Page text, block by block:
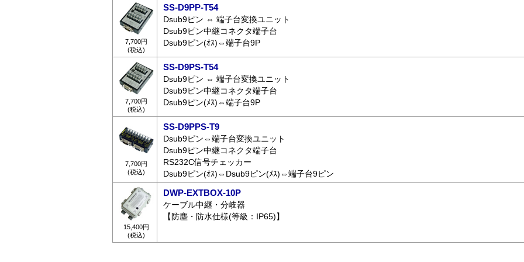
7,700円
(税込)
SS-D9PP-T54
Dsub9ピン ⇔ 端子台変換ユニット
Dsub9ピン中継コネクタ端子台
Dsub9ピン(ｵｽ)⇔端子台9P
7,700円
(税込)
SS-D9PS-T54
Dsub9ピン ⇔ 端子台変換ユニット
Dsub9ピン中継コネクタ端子台
Dsub9ピン(ﾒｽ)⇔端子台9P
7,700円
(税込)
SS-D9PPS-T9
Dsub9ピン⇔端子台変換ユニット
Dsub9ピン中継コネクタ端子台
RS232C信号チェッカー
Dsub9ピン(ｵｽ)⇔Dsub9ピン(ﾒｽ)⇔端子台9ピン
15,400円
(税込)
DWP-EXTBOX-10P
ケーブル中継・分岐器
【防塵・防水仕様(等級：IP65)】